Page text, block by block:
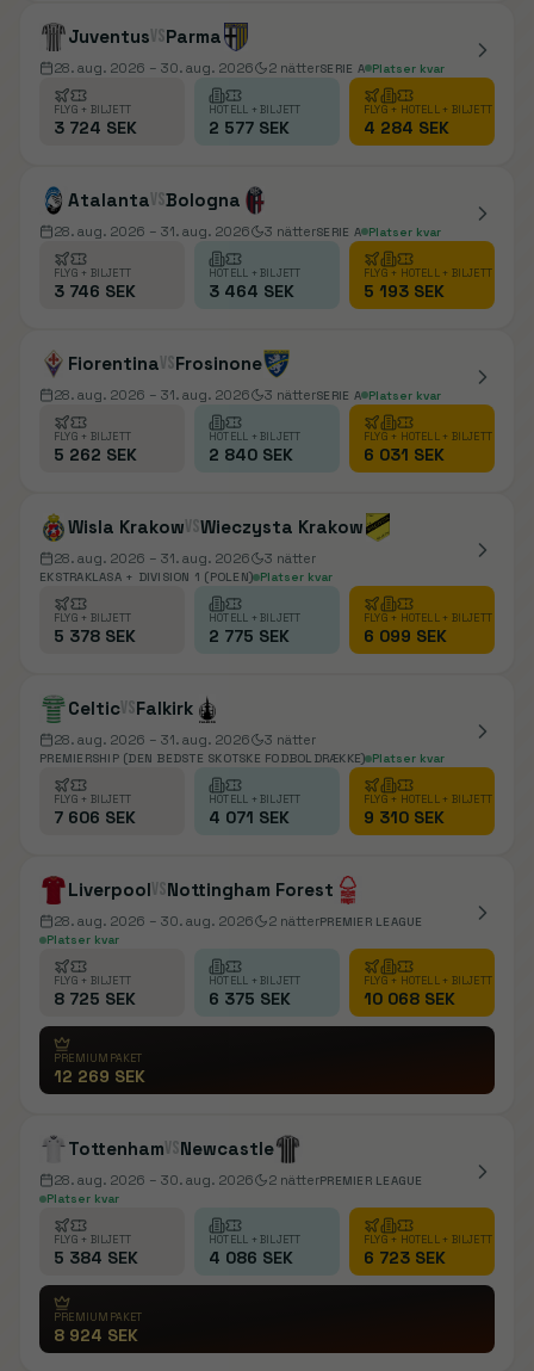
JuventusvsParma
28. aug. 2026 – 30. aug. 2026 2 nätterSERIE A Platser kvar
FLYG + BILJETT
3 724 SEK
HOTELL + BILJETT
2 577 SEK
FLYG + HOTELL + BILJETT
4 284 SEK
AtalantavsBologna
28. aug. 2026 – 31. aug. 2026 3 nätterSERIE A Platser kvar
FLYG + BILJETT
3 746 SEK
HOTELL + BILJETT
3 464 SEK
FLYG + HOTELL + BILJETT
5 193 SEK
FiorentinavsFrosinone
28. aug. 2026 – 31. aug. 2026 3 nätterSERIE A Platser kvar
FLYG + BILJETT
5 262 SEK
HOTELL + BILJETT
2 840 SEK
FLYG + HOTELL + BILJETT
6 031 SEK
Wisla KrakowvsWieczysta Krakow
28. aug. 2026 – 31. aug. 2026 3 nätter
EKSTRAKLASA + DIVISION 1 (POLEN) Platser kvar
FLYG + BILJETT
5 378 SEK
HOTELL + BILJETT
2 775 SEK
FLYG + HOTELL + BILJETT
6 099 SEK
CelticvsFalkirk
28. aug. 2026 – 31. aug. 2026 3 nätter
PREMIERSHIP (DEN BEDSTE SKOTSKE FODBOLDRÆKKE) Platser kvar
FLYG + BILJETT
7 606 SEK
HOTELL + BILJETT
4 071 SEK
FLYG + HOTELL + BILJETT
9 310 SEK
LiverpoolvsNottingham Forest
28. aug. 2026 – 30. aug. 2026 2 nätterPREMIER LEAGUE
Platser kvar
FLYG + BILJETT
8 725 SEK
HOTELL + BILJETT
6 375 SEK
FLYG + HOTELL + BILJETT
10 068 SEK
PREMIUMPAKET
12 269 SEK
TottenhamvsNewcastle
28. aug. 2026 – 30. aug. 2026 2 nätterPREMIER LEAGUE
Platser kvar
FLYG + BILJETT
5 384 SEK
HOTELL + BILJETT
4 086 SEK
FLYG + HOTELL + BILJETT
6 723 SEK
PREMIUMPAKET
8 924 SEK